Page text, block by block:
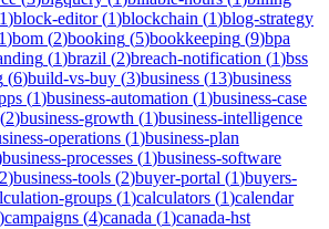
1)block-editor(1)blockchain (1)blog-strategy
1)bom (2)booking (5)bookkeeping (9)bpa
(1)brazil (2)breach-notification (1)bss
(6)build-vs-buy (3)business (13)business
(1)business-automation (1)business-case
(2)business-growth (1)business-intelligence
operations (1)business-plan
business-processes (1)business-software
)business-tools (2)buyer-portal (1)buyers-
groups (1)calculators (1)calendar
)campaigns (4)canada (1)canada-hst